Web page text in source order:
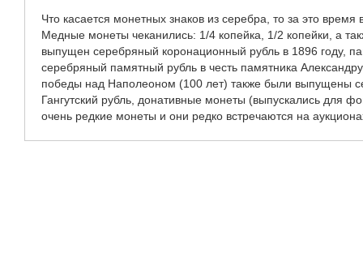
Что касается монетных знаков из серебра, то за это
Медные монеты чеканились: 1/4 копейка, 1/2 копейки, а
выпущен серебряный коронационный рубль в 1896 году,
серебряный памятный рубль в честь памятника
победы над Наполеоном (100 лет) также были выпущены
Гангутский рубль, донативные монеты (выпускались для
очень редкие монеты и они редко встречаются на